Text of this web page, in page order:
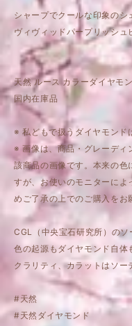
シャープでクールな印象の
ヴィヴィッドパープリッシュ
天然 ルース カラーダイヤモ
国内在庫品
※ 私どもで扱うダイヤモンド
※ 画像は、商品・グレーディ
該商品の画像です。本来の色
すが、お使いのモニターに
めご了承の上でのご購入をお
CGL（中央宝石研究所）のソ
色の起源もダイヤモンド自体
クラリティ、カラットはソー
#天然
#天然ダイヤモンド